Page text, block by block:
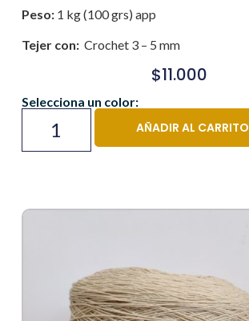
Peso:1 kg (100 grs) app
Tejer con:Crochet 3 – 5 mm
$11.000
Selecciona un color:
AÑADIR AL CARRITO